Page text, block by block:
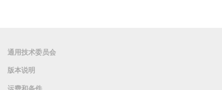
通用技术委员会
版本说明
运费和条件